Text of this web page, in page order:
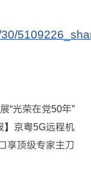
“光荣在党50年”
】京粤5G远程机
享顶级专家主刀